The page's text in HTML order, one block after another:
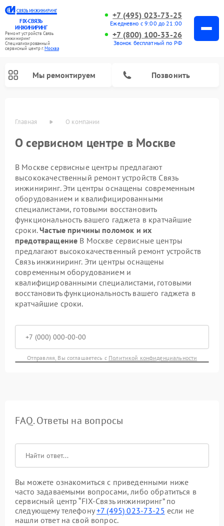
FIX-СВЯЗЬ
ИНЖИНИРИНГ
Ремонт устройств Связь
инжиниринг
Специализированный
cервисный центр г.Москва
+7 (495) 023-73-25
Ежедневно с 9:00 до 21:00
+7 (800) 100-33-26
Звонок бесплатный по РФ
Мы ремонтируем Позвонить
Главная О компании
О сервисном центре в Москве
В Москве сервисные центры предлагают
высококачественный ремонт устройств Связь
инжиниринг. Эти центры оснащены современным
оборудованием и квалифицированными
специалистами, готовыми восстановить
функциональность вашего гаджета в кратчайшие
сроки.Частые причины поломок и их
предотвращение В Москве сервисные центры
предлагают высококачественный ремонт устройств
Связь инжиниринг. Эти центры оснащены
современным оборудованием и
квалифицированными специалистами, готовыми
восстановить функциональность вашего гаджета в
кратчайшие сроки.
Отправляя, Вы соглашаетесь с Политикой конфиденциальности
FAQ. Ответы на вопросы
Вы можете ознакомиться с приведенными ниже
часто задаваемыми вопросами, либо обратиться в
сервисный центр “FIX-Связь инжиниринг” по
следующему телефону+7 (495) 023-73-25 если не
нашли ответ на свой вопрос.